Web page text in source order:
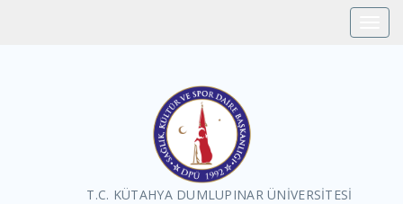
T.C. KÜTAHYA DUMLUPINAR ÜNİVERSİTESİ